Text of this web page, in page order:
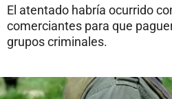
El atentado habría ocurrido
comerciantes para que
grupos criminales.